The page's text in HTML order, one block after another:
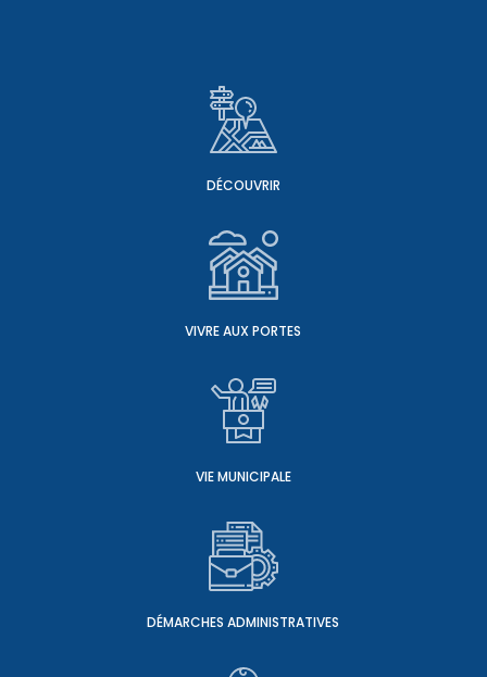
DÉCOUVRIR
VIVRE AUX PORTES
VIE MUNICIPALE
DÉMARCHES ADMINISTRATIVES